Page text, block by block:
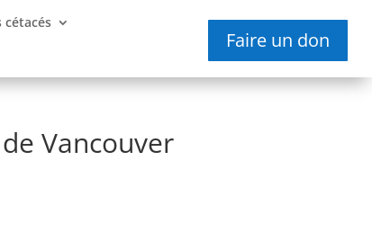
cétacés
Faire un don
Vancouver